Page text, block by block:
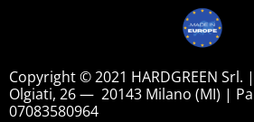
Copyright © 2021 HARDGREEN Srl.
Olgiati, 26 — 20143 Milano (MI) |
07083580964